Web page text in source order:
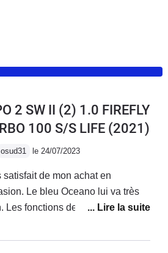
2 SW II (2) 1.0 FIREFLY
100 S/S LIFE (2021)
osud31 le 24/07/2023
satisfait de mon achat en
Le bleu Oceano lui va très
Les fonctions de l'écran sont très
bluetooth, maintien de